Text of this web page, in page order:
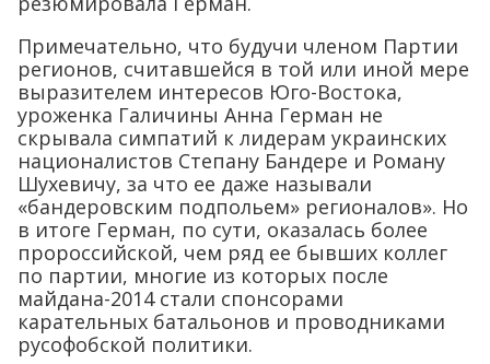
Примечательно, что будучи членом Партии
регионов, считавшейся в той или иной мере
выразителем интересов Юго-Востока,
уроженка Галичины Анна Герман не
скрывала симпатий к лидерам украинских
националистов Степану Бандере и Роману
Шухевичу, за что ее даже называли
«бандеровским подпольем» регионалов». Но
в итоге Герман, по сути, оказалась более
пророссийской, чем ряд ее бывших коллег
по партии, многие из которых после
майдана-2014 стали спонсорами
карательных батальонов и проводниками
русофобской политики.